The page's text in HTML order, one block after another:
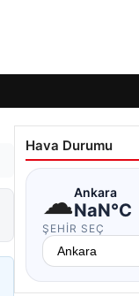
Hava Durumu
☁Ankara
NaN°C
ŞEHIR SEÇ